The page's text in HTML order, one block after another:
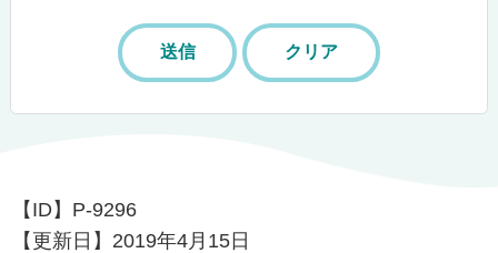
【ID】 P-9296
【更新日】 2019年4月15日